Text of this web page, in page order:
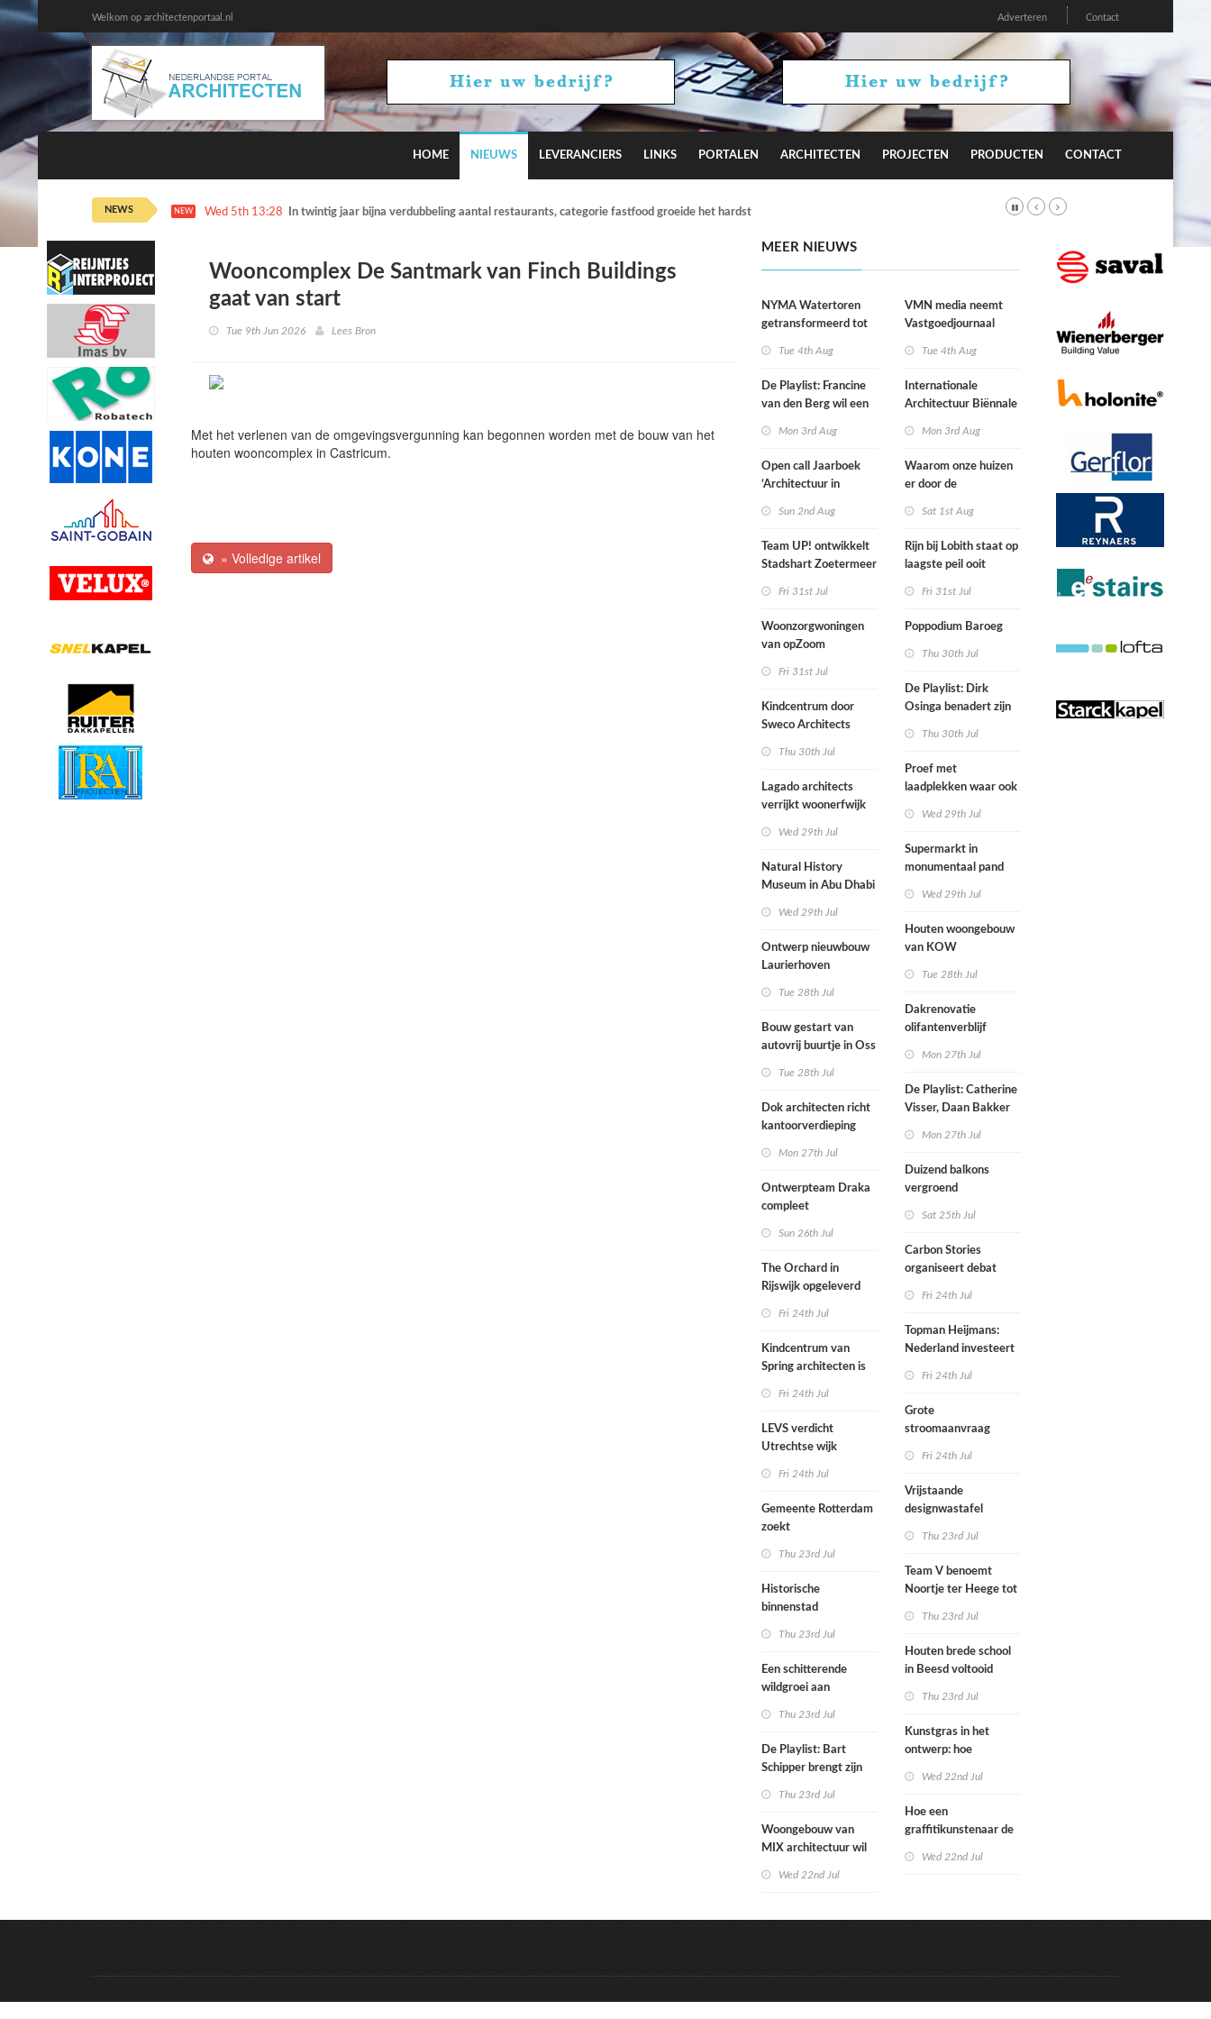
Welkom op architectenportaal.nl Adverteren Contact
HOME NIEUWS LEVERANCIERS LINKS PORTALEN ARCHITECTEN PROJECTEN PRODUCTEN CONTACT
NEWS NEW Wed 5th 12:16 Kantoorgebouwen uit jaren ‘70 rond binnentuin in Brussel door B2Ai grondig vernieuwd
Wooncomplex De Santmark van Finch Buildings
gaat van start
Tue 9th Jun 2026 Lees Bron
Met het verlenen van de omgevingsvergunning kan begonnen worden met de bouw van het
houten wooncomplex in Castricum.
» Volledige artikel
MEER NIEUWS
NYMA Watertoren
getransformeerd tot
makersplaats in
Nijmegen
Tue 4th Aug
De Playlist: Francine
van den Berg wil een
Mon 3rd Aug
Open call Jaarboek
‘Architectuur in
Sun 2nd Aug
Team UP! ontwikkelt
Stadshart Zoetermeer
Fri 31st Jul
Woonzorgwoningen
van opZoom
nieuwbouw en oude
industriële panden
Fri 31st Jul
Kindcentrum door
Sweco Architects
buitenruimte samen in
hart van dorp
Thu 30th Jul
Lagado architects
verrijkt woonerfwijk
huis
Wed 29th Jul
Natural History
Museum in Abu Dhabi
Wed 29th Jul
Ontwerp nieuwbouw
Laurierhoven
Tue 28th Jul
Bouw gestart van
autovrij buurtje in Oss
Tue 28th Jul
Dok architecten richt
kantoorverdieping
hernieuwd in
Mon 27th Jul
Ontwerpteam Draka
compleet
Sun 26th Jul
The Orchard in
Rijswijk opgeleverd
Fri 24th Jul
Kindcentrum van
Spring architecten is
Fri 24th Jul
LEVS verdicht
Utrechtse wijk
Fri 24th Jul
Gemeente Rotterdam
zoekt
doorrekenen met
CO2-rekenmethode
Thu 23rd Jul
Historische
binnenstad
werelderfgoed
Thu 23rd Jul
Een schitterende
wildgroei aan
Thu 23rd Jul
De Playlist: Bart
Schipper brengt zijn
Thu 23rd Jul
Woongebouw van
MIX architectuur wil
Wed 22nd Jul
VMN media neemt
Vastgoedjournaal
Tue 4th Aug
Internationale
Architectuur Biënnale
Mon 3rd Aug
Waarom onze huizen
er door de
anders gaan uitzien
Sat 1st Aug
Rijn bij Lobith staat op
laagste peil ooit
Fri 31st Jul
Poppodium Baroeg
Thu 30th Jul
De Playlist: Dirk
Osinga benadert zijn
Thu 30th Jul
Proef met
laadplekken waar ook
Wed 29th Jul
Supermarkt in
monumentaal pand
Wed 29th Jul
Houten woongebouw
van KOW
herontwikkeling
ziekenhuisterrein
Tue 28th Jul
Dakrenovatie
olifantenverblijf
Mon 27th Jul
De Playlist: Catherine
Visser, Daan Bakker
kamerensemble
Mon 27th Jul
Duizend balkons
vergroend
Sat 25th Jul
Carbon Stories
organiseert debat
Fri 24th Jul
Topman Heijmans:
Nederland investeert
Fri 24th Jul
Grote
stroomaanvraag
afgewezen
Fri 24th Jul
Vrijstaande
designwastafel
Thu 23rd Jul
Team V benoemt
Noortje ter Heege tot
Thu 23rd Jul
Houten brede school
in Beesd voltooid
Thu 23rd Jul
Kunstgras in het
ontwerp: hoe
Wed 22nd Jul
Hoe een
graffitikunstenaar de
Wed 22nd Jul